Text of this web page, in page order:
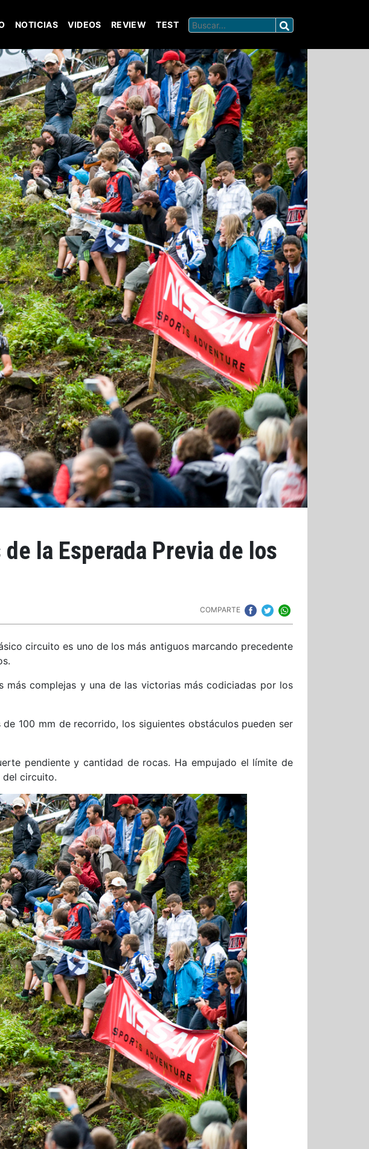
NOTICIAS VIDEOS REVIEW TEST
la Esperada Previa de los
COMPARTE
circuito es uno de los más antiguos marcando precedente
complejas y una de las victorias más codiciadas por los
100 mm de recorrido, los siguientes obstáculos pueden ser
pendiente y cantidad de rocas. Ha empujado el límite de
del circuito.